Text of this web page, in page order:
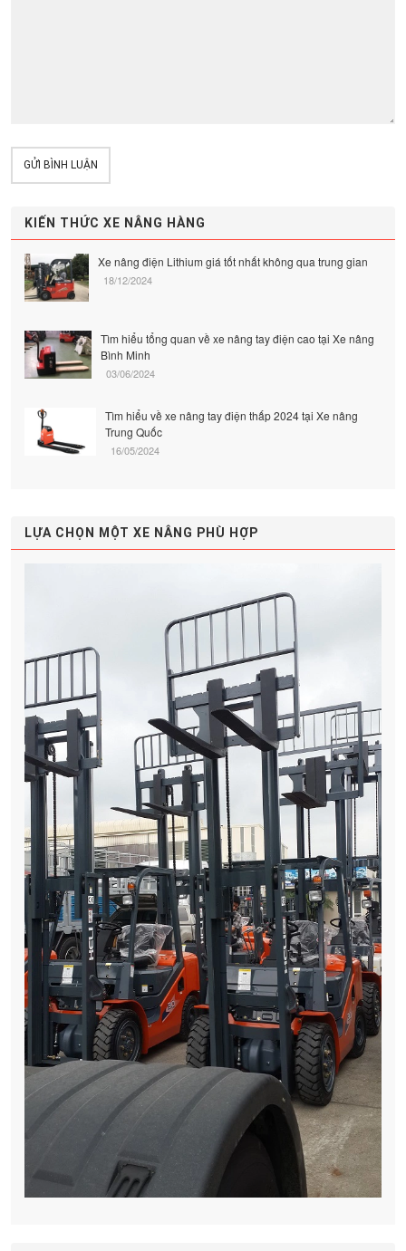
GỬI BÌNH LUẬN
KIẾN THỨC XE NÂNG HÀNG
Xe nâng điện Lithium giá tốt nhất không qua trung gian
18/12/2024
Tìm hiểu tổng quan về xe nâng tay điện cao tại Xe nâng
Bình Minh
03/06/2024
Tìm hiểu về xe nâng tay điện thấp 2024 tại Xe nâng
Trung Quốc
16/05/2024
LỰA CHỌN MỘT XE NÂNG PHÙ HỢP